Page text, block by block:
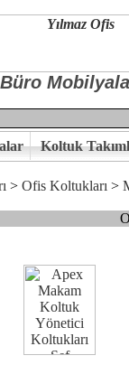
Büro
önem
ve modern
karar verelim.
Büro Mobilya
Koltuk
> Ofis Koltukları >